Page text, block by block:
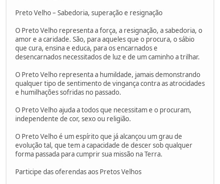
Preto Velho – Sabedoria, superação e resignação
O Preto Velho representa a força, a resignação, a sabedoria, o
amor e a caridade. São, para aqueles que o procura, o sábio
que cura, ensina e educa, para os encarnados e
desencarnados necessitados de luz e de um caminho a trilhar.
O Preto Velho representa a humildade, jamais demonstrando
qualquer tipo de sentimento de vingança contra as atrocidades
e humilhações sofridas no passado.
O Preto Velho ajuda a todos que necessitam e o procuram,
independente de cor, sexo ou religião.
O Preto Velho é um espírito que já alcançou um grau de
evolução tal, que tem a capacidade de descer sob qualquer
forma passada para cumprir sua missão na Terra.
Participe das oferendas aos Pretos Velhos